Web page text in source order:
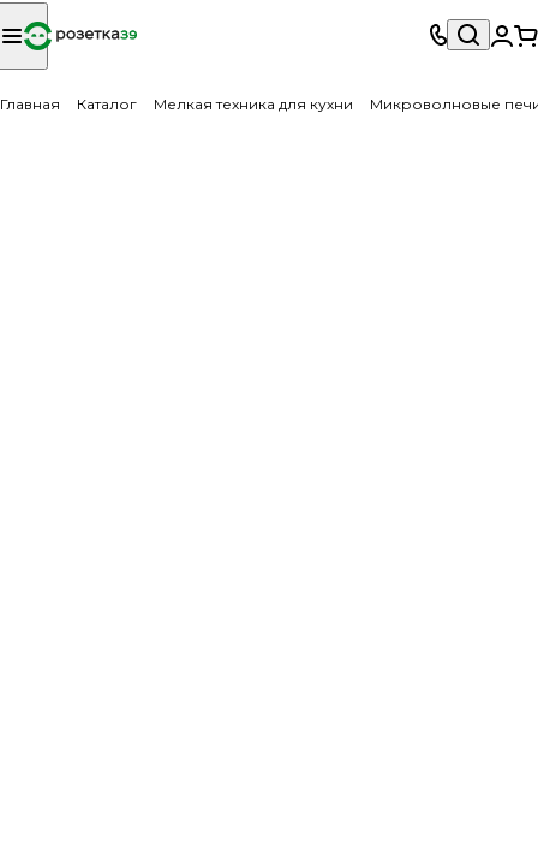
Главная Каталог Мелкая техника для кухни Микроволновые